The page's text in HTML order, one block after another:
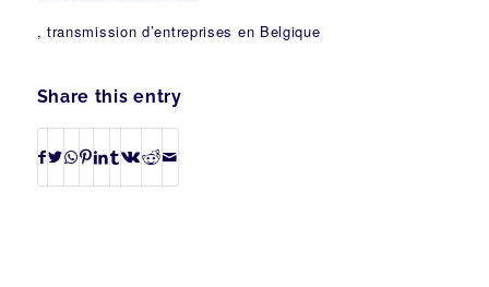
, transmission d’entreprises en Belgique
Share this entry